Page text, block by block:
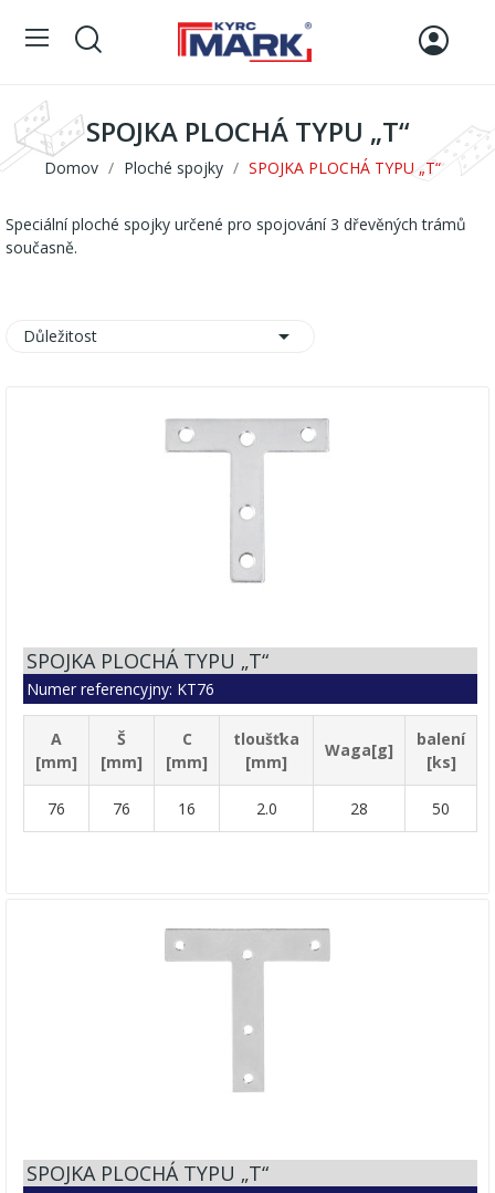
SPOJKA PLOCHÁ TYPU „T“
Domov Ploché spojky SPOJKA PLOCHÁ TYPU „T“
Speciální ploché spojky určené pro spojování 3 dřevěných trámů
současně.
Důležitost 
SPOJKA PLOCHÁ TYPU „T“
Numer referencyjny: KT76
A
[mm]
Š
[mm]
C
[mm]
tloušťka
[mm]
Waga[g]
balení
[ks]
76 76 16 2.0 28 50
SPOJKA PLOCHÁ TYPU „T“